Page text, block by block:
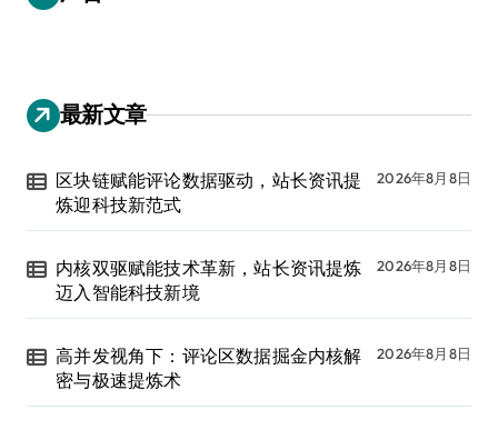
最新文章
区块链赋能评论数据驱动，站长资讯提
炼迎科技新范式
2026年8月8日
内核双驱赋能技术革新，站长资讯提炼
迈入智能科技新境
2026年8月8日
高并发视角下：评论区数据掘金内核解
密与极速提炼术
2026年8月8日